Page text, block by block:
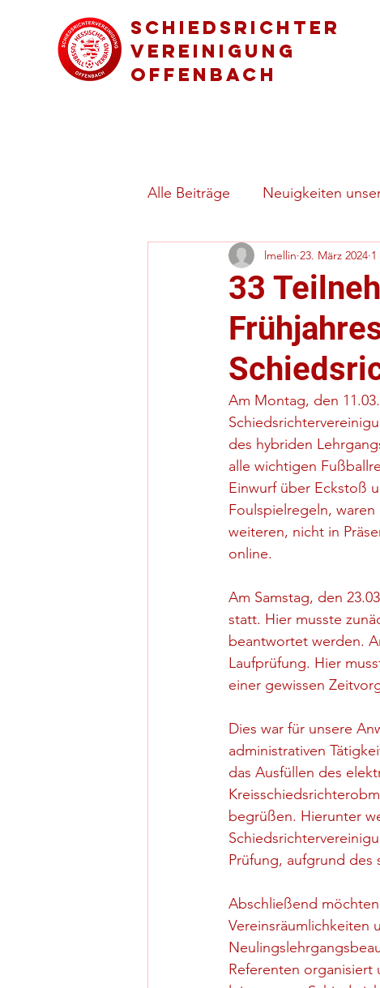
Schiedsrichter
vereinigung
Offenbach
Alle Beiträge Neuigkeiten
Regeln & besondere
33
lmellin 23. März 2024
Am Montag, den
des hybriden
alle wichtigen
Einwurf über Eckstoß
Foulspielregeln,
weiteren, nicht in
online.
Am Samstag, den
statt. Hier musste
beantwortet werden.
Laufprüfung. Hier
einer gewissen
Dies war für unsere
administrativen
das Ausfüllen des
begrüßen. Hierunter
Prüfung, aufgrund des
Abschließend
Vereinsräumlichkeiten
Referenten organisiert